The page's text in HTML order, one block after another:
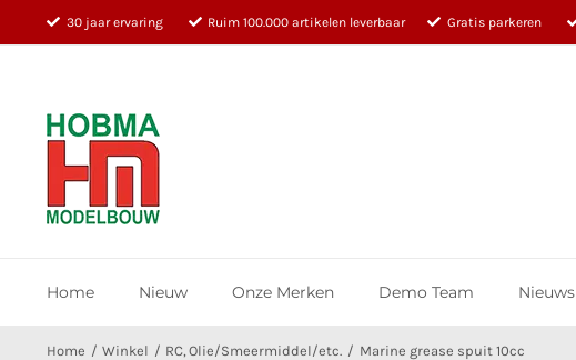
naar
30 jaar ervaring Ruim 100.000 artikelen leverbaar Gratis parkeren
Home Nieuw Onze Merken Demo Team Nieuws
Home Winkel RC Olie/Smeermiddel/etc. Marine grease spuit 10cc